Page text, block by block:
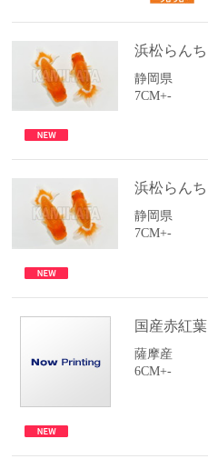
浜松らん
静岡県
7CM+-
浜松らん
静岡県
7CM+-
国産赤紅
薩摩産
6CM+-